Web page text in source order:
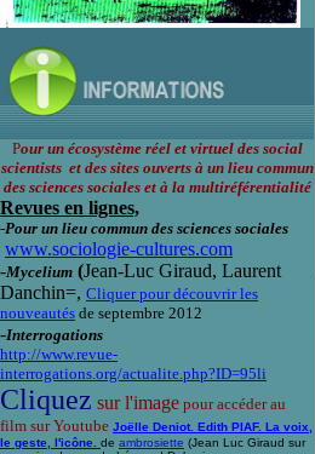
Pour un écosystème réel et virtuel des social
scientists et des sites ouverts à un lieu commun
des sciences sociales et à la multiréférentialité
Revues en lignes,
-Pour un lieu commun des sciences sociales
www.sociologie-cultures.com
-Mycelium (Jean-Luc Giraud, Laurent
Danchin=, Cliquer pour découvrir les
nouveautés de septembre 2012
-Interrogations
http://www.revue-
interrogations.org/actualite.php?ID=95li
Cliquez sur l'image pour accéder au
film sur Youtube Joëlle Deniot. Edith PIAF. La voix,
le geste, l'icône. de ambrosiette (Jean Luc Giraud sur